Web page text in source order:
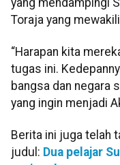
Toraja yang
“Harapan kita
tugas ini.
bangsa dan negara
yang ingin menjadi
Berita ini juga telah
judul: Dua pelajar